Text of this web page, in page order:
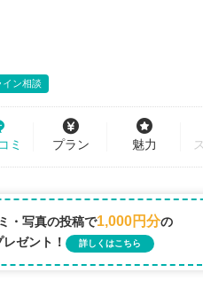
イン相談
ミ プラン 魅力
・写真の投稿で1,000円分の
ゼント！
詳しくはこちら